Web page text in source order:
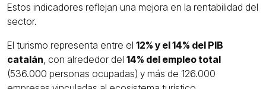
Estos indicadores reflejan una mejora en la rentabilidad del
sector.
El turismo representa entre el 12% y el 14% del PIB
catalán , con alrededor del 14% del empleo total
(536.000 personas ocupadas) y más de 126.000